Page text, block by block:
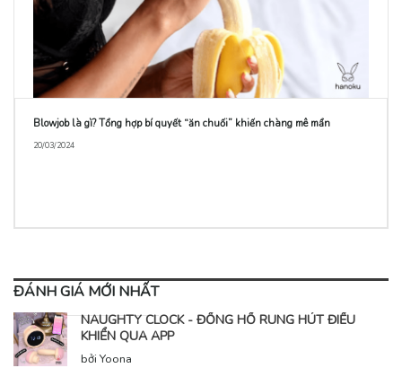
Blowjob là gì? Tổng hợp bí quyết “ăn chuối” khiến chàng mê mẩn
20/03/2024
ĐÁNH GIÁ MỚI NHẤT
NAUGHTY CLOCK - ĐỒNG HỒ RUNG HÚT ĐIỀU
KHIỂN QUA APP
bởi Yoona